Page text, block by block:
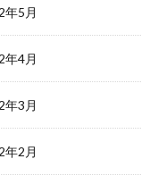
年5月
年4月
年3月
年2月